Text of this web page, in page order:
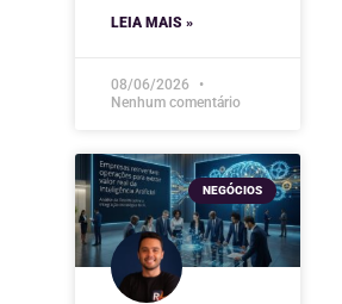
LEIA MAIS »
08/06/2026
Nenhum comentário
NEGÓCIOS